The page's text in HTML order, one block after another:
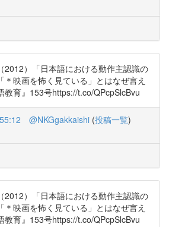
2012）「日本語における動作主認識の
映画を怖く見ている」とはなぜ言え
育』153号https://t.co/QPcpSlcBvu
@NKGgakkaishi (投稿一覧)
2012）「日本語における動作主認識の
映画を怖く見ている」とはなぜ言え
育』153号https://t.co/QPcpSlcBvu